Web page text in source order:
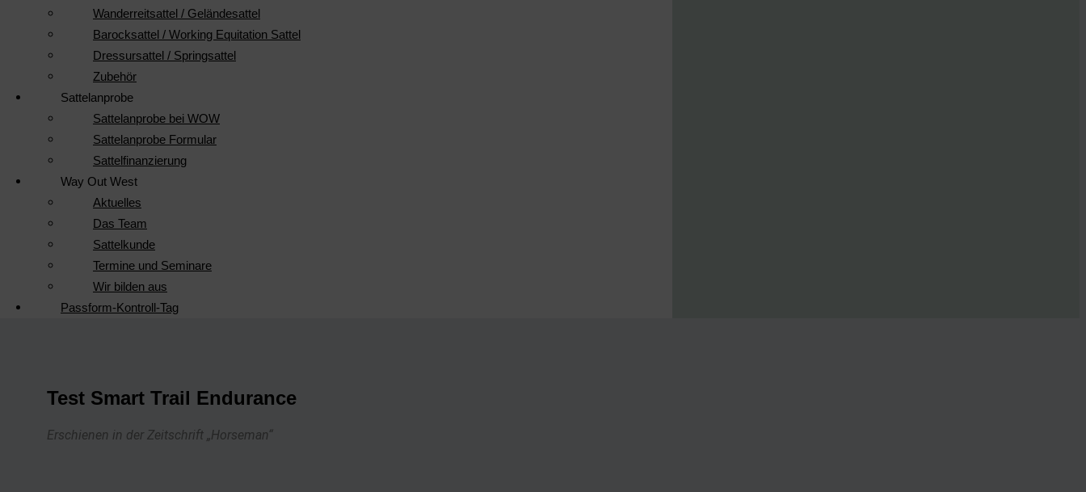
Wanderreitsattel / Geländesattel
Barocksattel / Working Equitation Sattel
Dressursattel / Springsattel
Zubehör
Sattelanprobe
Sattelanprobe bei WOW
Sattelanprobe Formular
Sattelfinanzierung
Way Out West
Aktuelles
Das Team
Sattelkunde
Termine und Seminare
Wir bilden aus
Passform-Kontroll-Tag
Test Smart Trail Endurance
Erschienen in der Zeitschrift „Horseman“